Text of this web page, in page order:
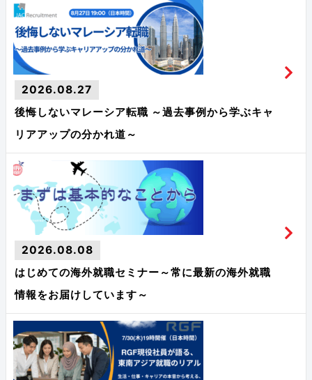
2026.08.27
後悔しないマレーシア転職 ～過去事例から学ぶキャ
リアアップの分かれ道～
2026.08.08
はじめての海外就職セミナー～常に最新の海外就職
情報をお届けしています～